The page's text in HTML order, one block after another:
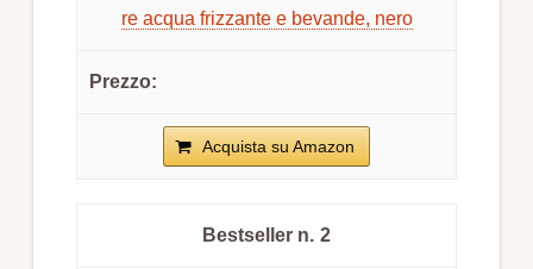
re acqua frizzante e bevande, nero
Acquista su Amazon
2